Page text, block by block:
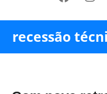
recessão